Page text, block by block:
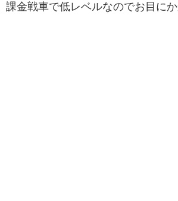
課金戦車で低レベルなのでお目に